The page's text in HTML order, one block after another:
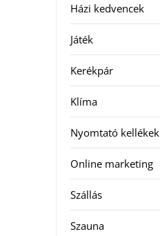
Házi kedvencek
Játék
Kerékpár
Klíma
Nyomtató kellékek
Online marketing
Szállás
Szauna